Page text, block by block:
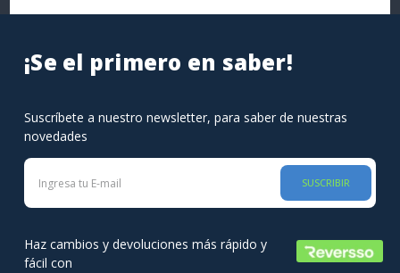
¡Se el primero en saber!
Suscríbete a nuestro newsletter, para saber de nuestras
novedades
SUSCRIBIR
Haz cambios y devoluciones más rápido y
fácil con